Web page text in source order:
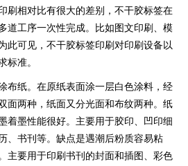
刷相对比有很大的差别，不干胶标签在
道工序一次性完成。比如图文印刷、模
此可见，不干胶标签印刷对印刷设备以
标准。
布纸。在原纸表面涂一层白色涂料，经
面两种，纸面又分光面和布纹两种。纸
着墨性能很好。主要用于胶印、凹印细
、书刊等。缺点是遇潮后粉质容易粘
主要用于印刷书刊的封面和插图、彩色